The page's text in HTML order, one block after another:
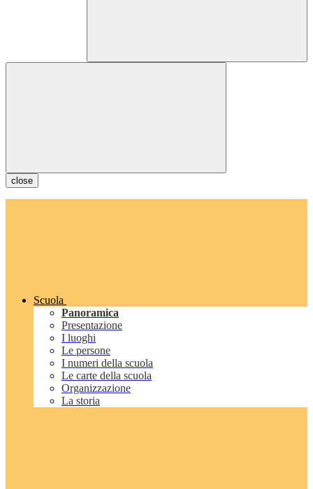
close
Scuola
Panoramica
Presentazione
I luoghi
Le persone
I numeri della scuola
Le carte della scuola
Organizzazione
La storia